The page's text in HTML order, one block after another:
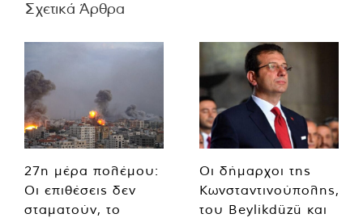
Σχετικά Άρθρα
27η μέρα πολέμου:
Οι επιθέσεις δεν
σταματούν, το
Οι δήμαρχοι της
Κωνσταντινούπολης,
του Beylikdüzü και